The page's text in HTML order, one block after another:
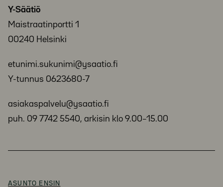
Y-Säätiö
Maistraatinportti 1
00240 Helsinki
etunimi.sukunimi@ysaatio.fi
Y-tunnus 0623680-7
asiakaspalvelu@ysaatio.fi
puh. 09 7742 5540, arkisin klo 9.00–15.00
ASUNTO ENSIN